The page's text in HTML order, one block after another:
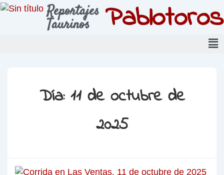
Reportajes
Taurinos Pablotoros
Día: 11 de octubre de
2025